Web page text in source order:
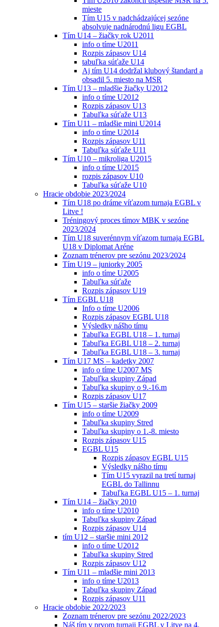
mieste
Tím U15 v nadchádzajúcej sezóne
absolvuje nadnárodnú ligu EGBL
Tím U14 – žiačky rok U2011
info o tíme U2011
Rozpis zápasov U14
tabuľka súťaže U14
Aj tím U14 dodržal klubový štandard a
obsadil 5. miesto na MSR
Tím U13 – mladšie žiačky U2012
info o tíme U2012
Rozpis zápasov U13
Tabuľka súťaže U13
Tím U11 – mladšie mini U2014
info o tíme U2014
Rozpis zápasov U11
Tabuľka súťaže U11
Tím U10 – mikroliga U2015
info o tíme U2015
rozpis zápasov U10
Tabuľka súťaže U10
Hracie obdobie 2023/2024
Tím U18 po dráme víťazom turnaja EGBL v
Litve !
Tréningový proces tímov MBK v sezóne
2023/2024
Tím U18 suverénnym víťazom turnaja EGBL
U18 v Diplomat Aréne
Zoznam trénerov pre sezónu 2023/2024
Tím U19 – juniorky 2005
info o tíme U2005
Tabuľka súťaže
Rozpis zápasov U19
Tím EGBL U18
Info o tíme U2006
Rozpis zápasov EGBL U18
Výsledky nášho tímu
Tabuľka EGBL U18 – 1. turnaj
Tabuľka EGBL U18 – 2. turnaj
Tabuľka EGBL U18 – 3. turnaj
Tím U17 MS – kadetky 2007
info o tíme U2007 MS
Tabuľka skupiny Západ
Tabuľka skupiny o 9.-16.m
Rozpis zápasov U17
Tím U15 – staršie žiačky 2009
info o tíme U2009
Tabuľka skupiny Stred
Tabuľka skupiny o 1.-8. miesto
Rozpis zápasov U15
EGBL U15
Rozpis zápasov EGBL U15
Výsledky nášho tímu
Tím U15 vyrazil na tretí turnaj
EGBL do Tallinnu
Tabuľka EGBL U15 – 1. turnaj
Tím U14 – žiačky 2010
info o tíme U2010
Tabuľka skupiny Západ
Rozpis zápasov U14
tím U12 – staršie mini 2012
info o tíme U2012
Tabuľka skupiny Stred
Rozpis zápasov U12
Tím U11 – mladšie mini 2013
info o tíme U2013
Tabuľka skupiny Západ
Rozpis zápasov U11
Hracie obdobie 2022/2023
Zoznam trénerov pre sezónu 2022/2023
Náš tím v prvom turnaji EGBL v Litve na 4.